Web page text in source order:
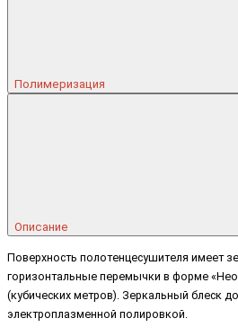
Полимеризация
Описание
Поверхность полотенцесушителя имеет
горизонтальные перемычки в форме «Нео
(кубических метров). Зеркальный блеск
электроплазменной полировкой.